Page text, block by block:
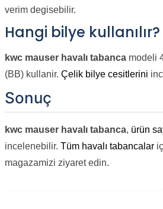
verim degisebilir.
Hangi bilye kullanılır?
kwc mauser havalı tabanca modeli
(BB) kullanir. Çelik bilye cesitlerini
Sonuç
kwc mauser havalı tabanca, ürün
incelenebilir. Tüm havalı tabancalar
magazamizi ziyaret edin.